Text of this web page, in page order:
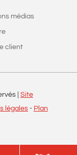
médias
client
| Site
légales- Plan